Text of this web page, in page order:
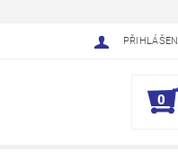
PŘIHLÁŠENÍ
0